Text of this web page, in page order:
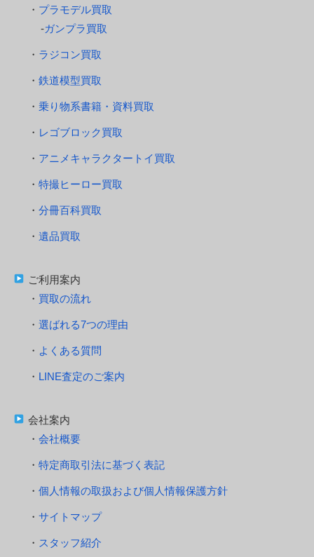
プラモデル買取
ガンプラ買取
ラジコン買取
鉄道模型買取
乗り物系書籍・資料買取
レゴブロック買取
アニメキャラクタートイ買取
特撮ヒーロー買取
分冊百科買取
遺品買取
ご利用案内
買取の流れ
選ばれる7つの理由
よくある質問
LINE査定のご案内
会社案内
会社概要
特定商取引法に基づく表記
個人情報の取扱および個人情報保護方針
サイトマップ
スタッフ紹介